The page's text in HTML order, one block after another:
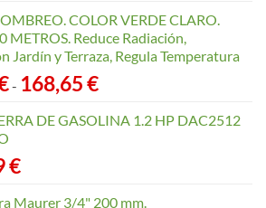
COLOR VERDE CLARO.
METROS. Reduce Radiación,
Jardín y Terraza, Regula Temperatura
- 168,65€Rango
precios:
DE GASOLINA 1.2 HP DAC2512
€
Maurer 3/4" 200 mm.